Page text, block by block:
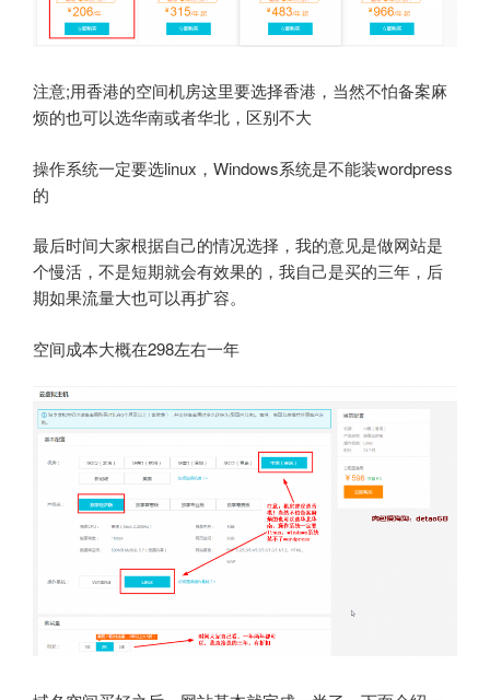
注意;用香港的空间机房这里要选择香港，当然不怕备案麻
烦的也可以选华南或者华北，区别不大
操作系统一定要选linux，Windows系统是不能装wordpress
的
最后时间大家根据自己的情况选择，我的意见是做网站是
个慢活，不是短期就会有效果的，我自己是买的三年，后
期如果流量大也可以再扩容。
空间成本大概在298左右一年